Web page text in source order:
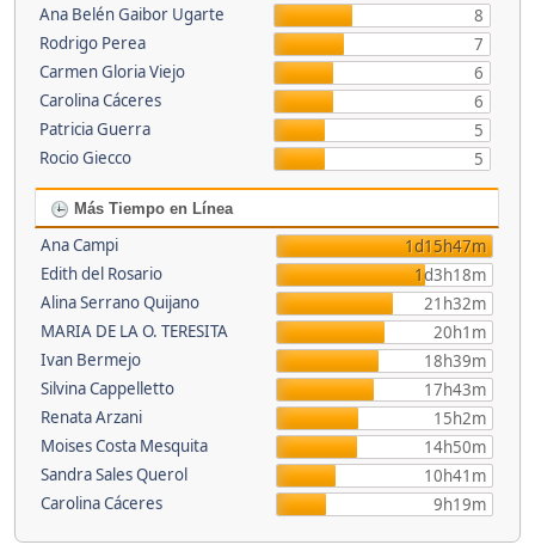
Ana Belén Gaibor Ugarte
8
Rodrigo Perea
7
Carmen Gloria Viejo
6
Carolina Cáceres
6
Patricia Guerra
5
Rocio Giecco
5
Más Tiempo en Línea
Ana Campi
1d15h47m
Edith del Rosario
1d3h18m
Alina Serrano Quijano
21h32m
MARIA DE LA O. TERESITA
20h1m
Ivan Bermejo
18h39m
Silvina Cappelletto
17h43m
Renata Arzani
15h2m
Moises Costa Mesquita
14h50m
Sandra Sales Querol
10h41m
Carolina Cáceres
9h19m